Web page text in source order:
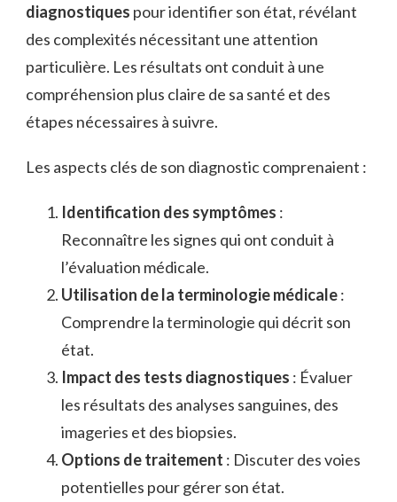
diagnostiques pour identifier son état, révélant
des complexités nécessitant une attention
particulière. Les résultats ont conduit à une
compréhension plus claire de sa santé et des
étapes nécessaires à suivre.
Les aspects clés de son diagnostic comprenaient :
Identification des symptômes :
Reconnaître les signes qui ont conduit à
l’évaluation médicale.
Utilisation de la terminologie médicale:
Comprendre la terminologie qui décrit son
état.
Impact des tests diagnostiques : Évaluer
les résultats des analyses sanguines, des
imageries et des biopsies.
Options de traitement : Discuter des voies
potentielles pour gérer son état.